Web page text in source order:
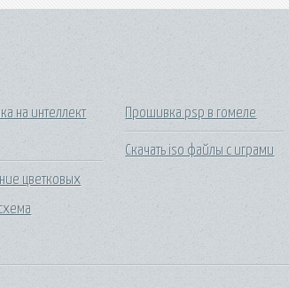
на интеллект
цветковых
Прошивка psp в гомеле
Скачать iso файлы с играми